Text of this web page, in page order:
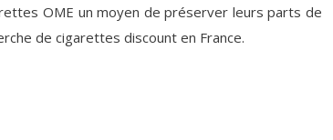
OME un moyen de préserver leurs parts de
de cigarettes discount en France.